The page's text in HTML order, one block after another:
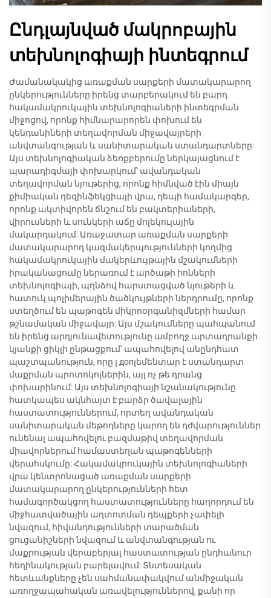
Ընդլայնված մակրոբային
տեխնոլոգիայի ինտեգրում
Ժամանակակից առաքման սարքերի մատակարարող
ընկերությունները իրենց տարբերակում են բարդ
հակամակրուկային տեխնոլոգիաների ինտեգրման
միջոցով, որոնք հիմնարարորեն փոխում են
կենդանիների տեղավորման միջավայրերի
անվտանգության և սանիտարական ստանդարտները:
Այս տեխնոլոգիական ձեռքբերումը ներկայացնում է
պարադիգմայի փոխարկում՝ ավանդական
տեղավորման նյութերից, որոնք հիմնված էին միայն
քիմիական դեզինֆեկցիայի վրա, դեպի համակարգեր,
որոնք ակտիվորեն ճնշում են բակտերիաների,
վիրուսների և սունկերի աճը մոլեկուլային
մակարդակում: Առաջատար առաքման սարքերի
մատակարարող կազմակերպությունների կողմից
հակամակրուկային մակերևույթային մշակումների
իրականացումը ներառում է արծաթի իոնների
տեխնոլոգիայի, պղնձով հարստացված նյութերի և
հատուկ պոլիմերային ծածկույթների ներդրումը, որոնք
ստեղծում են պաթոգեն միկրոօրգանիզմների համար
թշնամական միջավայր: Այս մշակումները պահպանում
են իրենց արդյունավետությունը ամբողջ արտադրանքի
կյանքի ցիկլի ընթացքում՝ ապահովելով անընդհատ
պաշտպանություն, որը լ допլեմենտար է ստանդարտ
մաքրման պրոտոկոլներին, այլ ոչ թե դրանց
փոխարինում: Այս տեխնոլոգիայի նշանակությունը
հատկապես ակնհայտ է բարձր ծավալային
հաստատություններում, որտեղ ավանդական
սանիտարական մեթոդները կարող են դժվարություններ
ունենալ ապահովելու բազմաթիվ տեղավորման
միավորներում համաստեղան պաթոգենների
վերահսկումը: Հակամակրուկային տեխնոլոգիաների
վրա կենտրոնացած առաքման սարքերի
մատակարարող ընկերությունների հետ
համագործակցող հաստատությունները հաղորդում են
միջհատվածային աղտոտման դեպքերի չափելի
նվազում, հիվանդությունների տարածման
ցուցանիշների նվազում և անվտանգության ու
մաքրության վերաբերյալ հաստատության ընդհանուր
հեղինակության բարելավում: Տնտեսական
հետևանքները չեն սահմանափակվում անմիջական
առողջապահական առավելություններով, քանի որ